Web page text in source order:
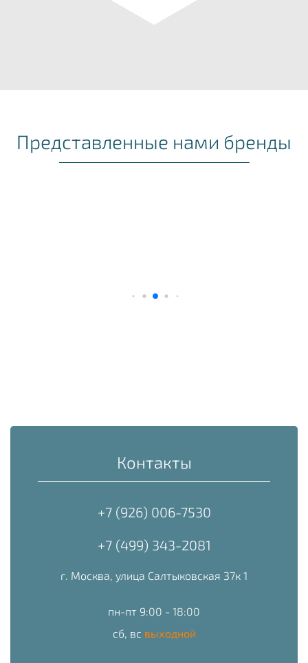
Представленные нами бренды
Контакты
+7 (926) 006-7530
+7 (499) 343-2081
г. Москва, улица Салтыковская 37к 1
пн-пт 9:00 - 18:00
сб, вс выходной